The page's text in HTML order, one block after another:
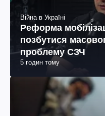
Війна в Україні
Реформа
позбутися
проблему СЗЧ
5 годин тому